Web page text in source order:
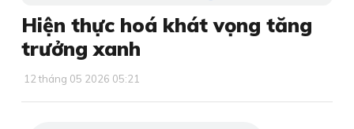
Hiện thực hoá khát vọng tăng
trưởng xanh
12 tháng 05 2026 05:21